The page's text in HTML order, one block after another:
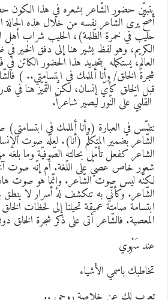
حضور الشّاعر بشعره في هذا الكون حضوراً
يرى الشّاعر نفسه من خلال هذه الحالة
في خمرة الظّلمة)، الحليب شراب أهل
وهو لفظ يشير هنا إلى دفق الخير في
يستكمله بتحديد هذا الحضور الكائن في فكر
الخلق/ وأنا ألملمك في ابتسامتي.. )
الخلق كأيّ إنسان، لكنّ التّميّز هنا في قدرة
على النّور ليصير شاعراً.
في العبارة (وأنا ألملمك في ابتسامتي) صوتاً
بضمير المتكلّم (أنا). لعلّه صوت الإنسان
كفعل تأمّل بحالته الصّوفيّة وما بلغه من
خاص عصيّ على اللّغة. أم إنّه صوت آخر
ليس صوت الشّاعر. وإنّما هو صوت
وكأنّي به تنكشف له أسرار لا ينطق
صامتة عميقة تحيلنا إلى لحظات الخلق
فالشّاعر أتى على ذكر شجرة الخلق دون
سَهْوِي
باسمي الأشياء